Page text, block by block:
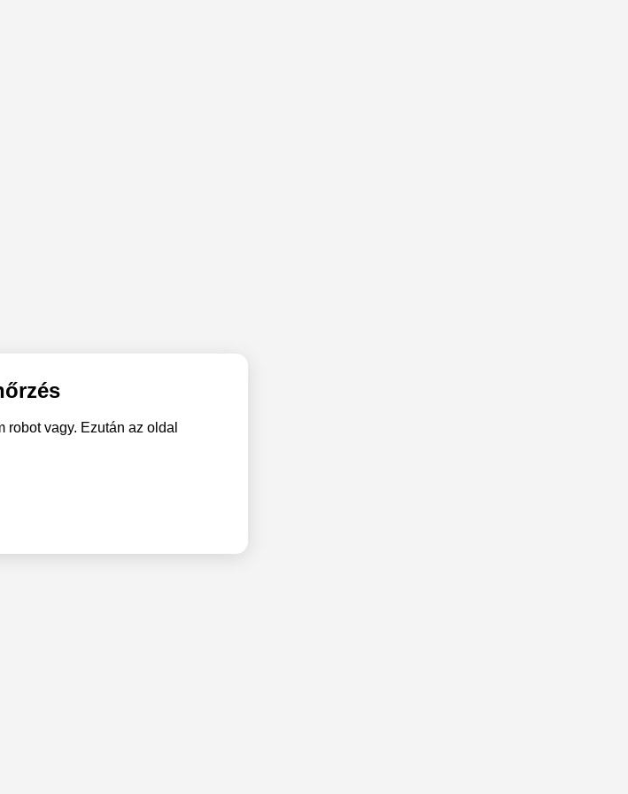
robot vagy. Ezután az oldal